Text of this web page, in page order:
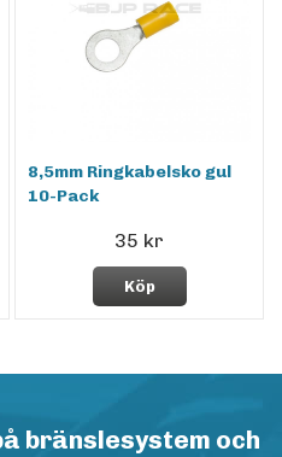
8,5mm Ringkabelsko gul
10-Pack
35 kr
Köp
bränslesystem och